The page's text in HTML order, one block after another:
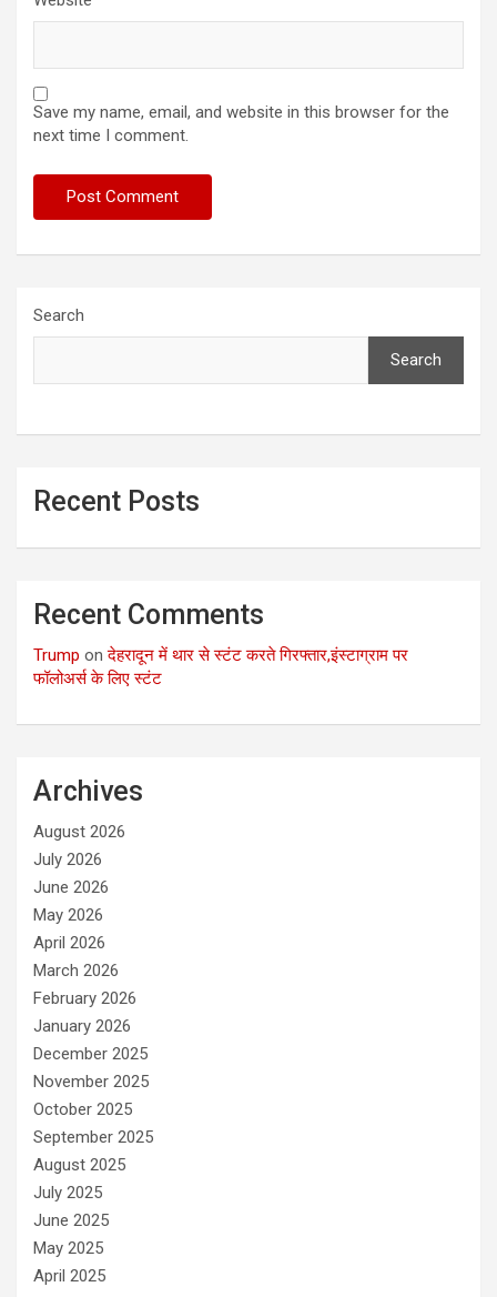
Save my name, email, and website in this browser for the
next time I comment.
Search
Search
Recent Posts
Recent Comments
Trump onदेहरादून में थार से स्टंट करते गिरफ्तार,इंस्टाग्राम पर
फॉलोअर्स के लिए स्टंट
Archives
August 2026
July 2026
June 2026
May 2026
April 2026
March 2026
February 2026
January 2026
December 2025
November 2025
October 2025
September 2025
August 2025
July 2025
June 2025
May 2025
April 2025